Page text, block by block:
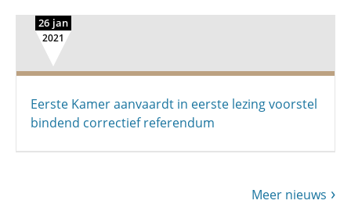
26 jan
2021
Eerste Kamer aanvaardt in eerste lezing voorstel
bindend correctief referendum
Meer nieuws